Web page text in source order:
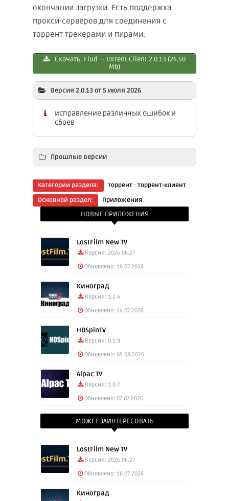
окончании загрузки. Есть поддержка
прокси-серверов для соединения с
торрент трекерами и пирами.
Скачать: Flud — Torrent Client 2.0.13 (24.50
Mb)
Версия 2.0.13 от 5 июля 2026
исправление различных ошибок и
сбоев
Прошлые версии
Скачать: Flud — Tоrrent Client 2.0.12 (27.40
Mb)
Скачать: Flud — Tоrrent Client 2.0.10 (21.90
Mb)
Категории раздела: торрент · торрент-клиент
Основной раздел:
Приложения
НОВЫЕ ПРИЛОЖЕНИЯ
LostFilm New TV
Версия: 2026.06.27
Обновлено: 16.07.2026
Киноград
Версия: 1.2.4
Обновлено: 14.07.2026
HDSpinTV
Версия: 0.1.9
Обновлено: 05.08.2026
Alpac TV
Версия: 1.0.7
Обновлено: 07.07.2026
МОЖЕТ ЗАИНТЕРЕСОВАТЬ
LostFilm New TV
Версия: 2026.06.27
Обновлено: 16.07.2026
Киноград